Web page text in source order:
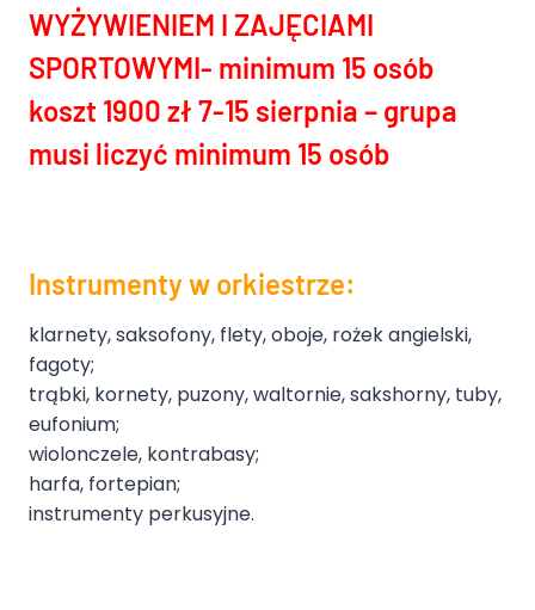
WYŻYWIENIEM I ZAJĘCIAMI
SPORTOWYMI- minimum 15 osób
koszt 1900 zł 7-15 sierpnia – grupa
musi liczyć minimum 15 osób
Instrumenty w orkiestrze:
klarnety, saksofony, flety, oboje, rożek angielski,
fagoty;
trąbki, kornety, puzony, waltornie, sakshorny, tuby,
eufonium;
wiolonczele, kontrabasy;
harfa, fortepian;
instrumenty perkusyjne.